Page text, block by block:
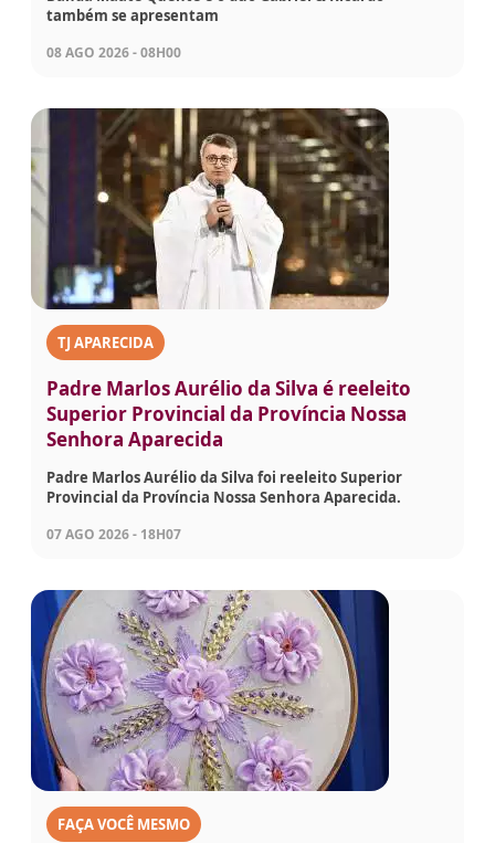
também se apresentam
08 AGO 2026 - 08H00
TJ APARECIDA
Padre Marlos Aurélio da Silva é reeleito
Superior Provincial da Província Nossa
Senhora Aparecida
Padre Marlos Aurélio da Silva foi reeleito Superior
Provincial da Província Nossa Senhora Aparecida.
07 AGO 2026 - 18H07
FAÇA VOCÊ MESMO